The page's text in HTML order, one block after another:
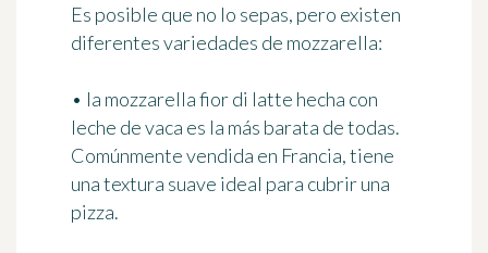
Es posible que no lo sepas, pero existen
diferentes variedades de mozzarella:
• la mozzarella fior di latte hecha con
leche de vaca es la más barata de todas.
Comúnmente vendida en Francia, tiene
una textura suave ideal para cubrir una
pizza.